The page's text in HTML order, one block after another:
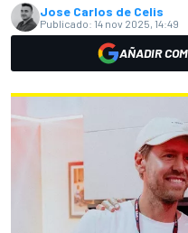
Jose Carlos de Celis
Publicado: 14 nov 2025, 14:49
AÑADIR